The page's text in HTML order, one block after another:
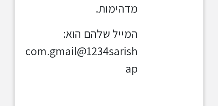
מדהימות.
המייל שלהם הוא:
com.gmail@1234sarish
ap